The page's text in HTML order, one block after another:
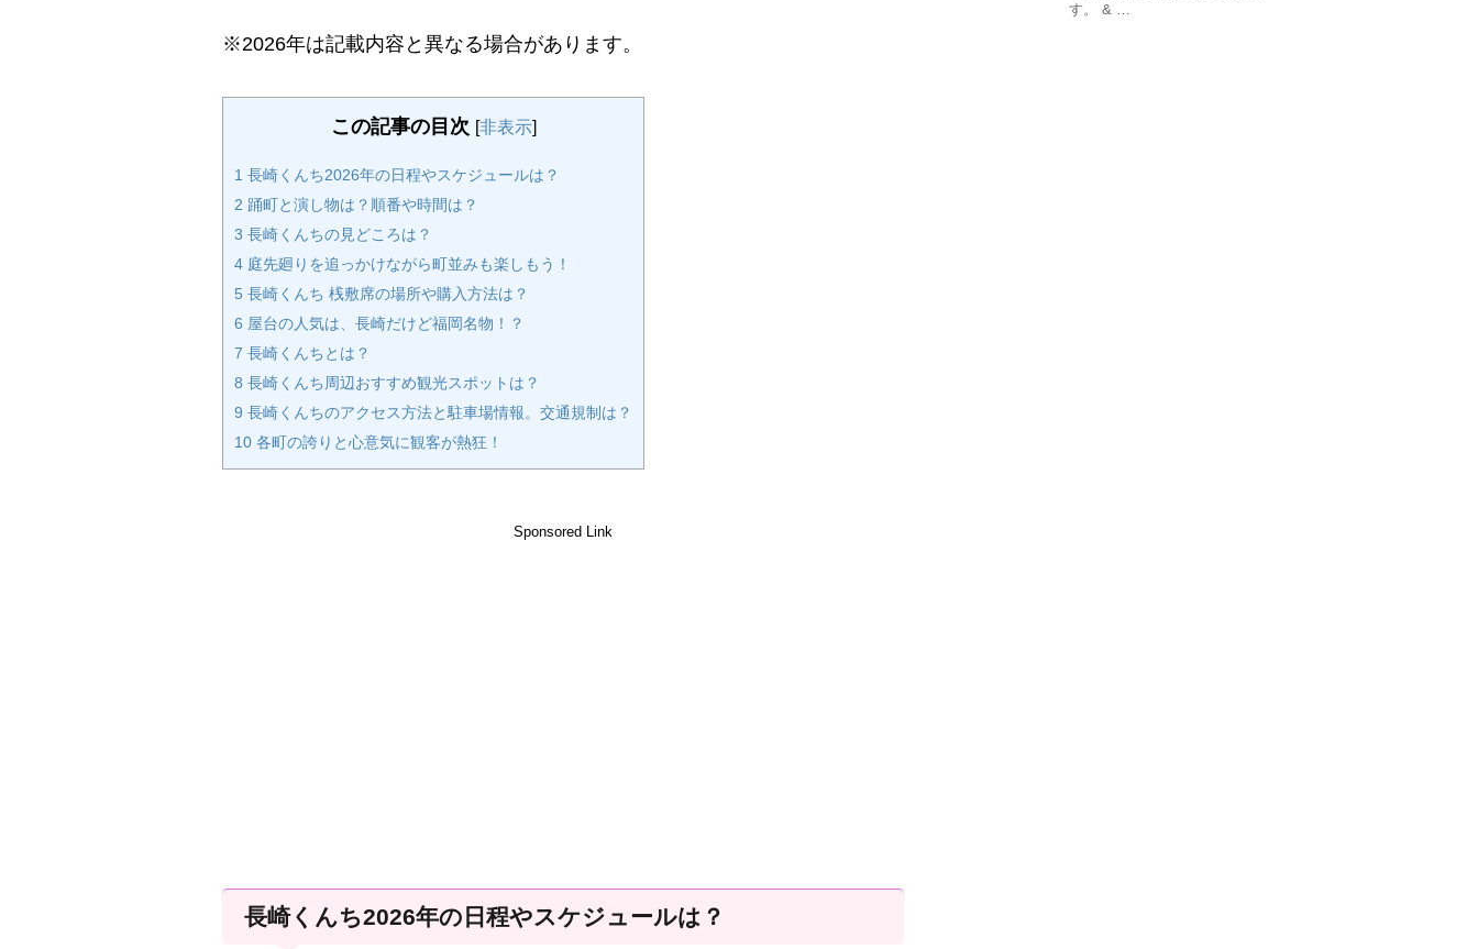
※2026年は記載内容と異なる場合があります。
この記事の目次 [非表示]
1 長崎くんち2026年の日程やスケジュールは？
2 踊町と演し物は？順番や時間は？
3 長崎くんちの見どころは？
4 庭先廻りを追っかけながら町並みも楽しもう！
5 長崎くんち 桟敷席の場所や購入方法は？
6 屋台の人気は、長崎だけど福岡名物！？
7 長崎くんちとは？
8 長崎くんち周辺おすすめ観光スポットは？
9 長崎くんちのアクセス方法と駐車場情報。交通規制は？
10 各町の誇りと心意気に観客が熱狂！
Sponsored Link
長崎くんち2026年の日程やスケジュールは？
す。 & …